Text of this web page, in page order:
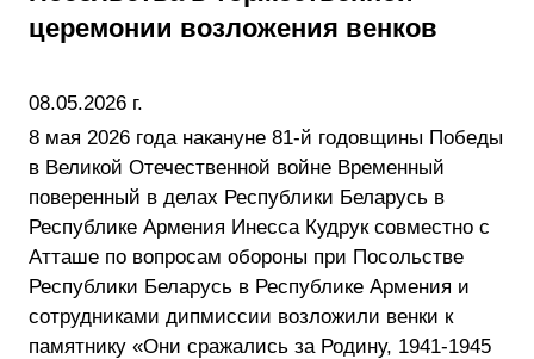
церемонии возложения венков
08.05.2026 г.
8 мая 2026 года накануне 81-й годовщины Победы
в Великой Отечественной войне Временный
поверенный в делах Республики Беларусь в
Республике Армения Инесса Кудрук совместно с
Атташе по вопросам обороны при Посольстве
Республики Беларусь в Республике Армения и
сотрудниками дипмиссии возложили венки к
памятнику «Они сражались за Родину, 1941-1945